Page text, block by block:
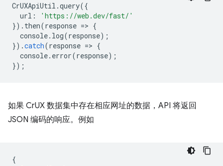
CrUXApiUtil .query({
url :
'https://web.dev/fast/'
}). then(response => {
console. log(response);
}).catch(response => {
console. error(response);
});
如果 CrUX 数据集中存在相应网址的数据，API 将返回
JSON 编码的响应。例如
{